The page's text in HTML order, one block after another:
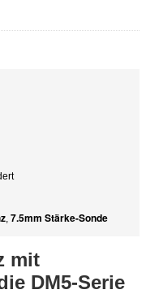
, 7.5mm Stärke-Sonde
mit
DM5-Serie